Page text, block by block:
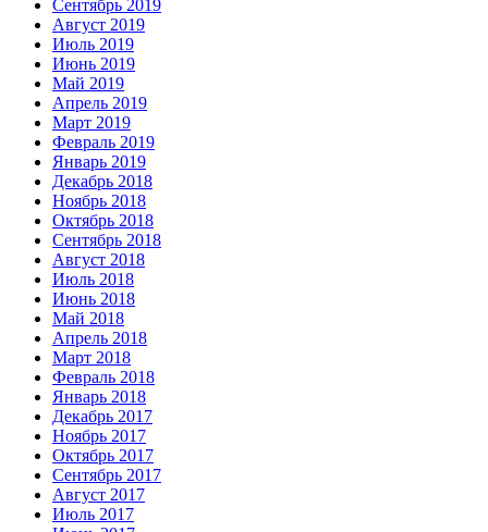
Сентябрь 2019
Август 2019
Июль 2019
Июнь 2019
Май 2019
Апрель 2019
Март 2019
Февраль 2019
Январь 2019
Декабрь 2018
Ноябрь 2018
Октябрь 2018
Сентябрь 2018
Август 2018
Июль 2018
Июнь 2018
Май 2018
Апрель 2018
Март 2018
Февраль 2018
Январь 2018
Декабрь 2017
Ноябрь 2017
Октябрь 2017
Сентябрь 2017
Август 2017
Июль 2017